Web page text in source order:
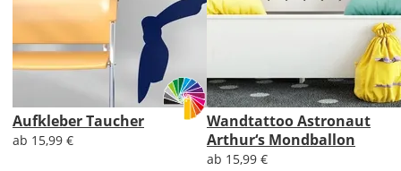
Aufkleber Taucher
ab 15,99 €
Wandtattoo Astronaut
Arthur‘s Mondballon
ab 15,99 €